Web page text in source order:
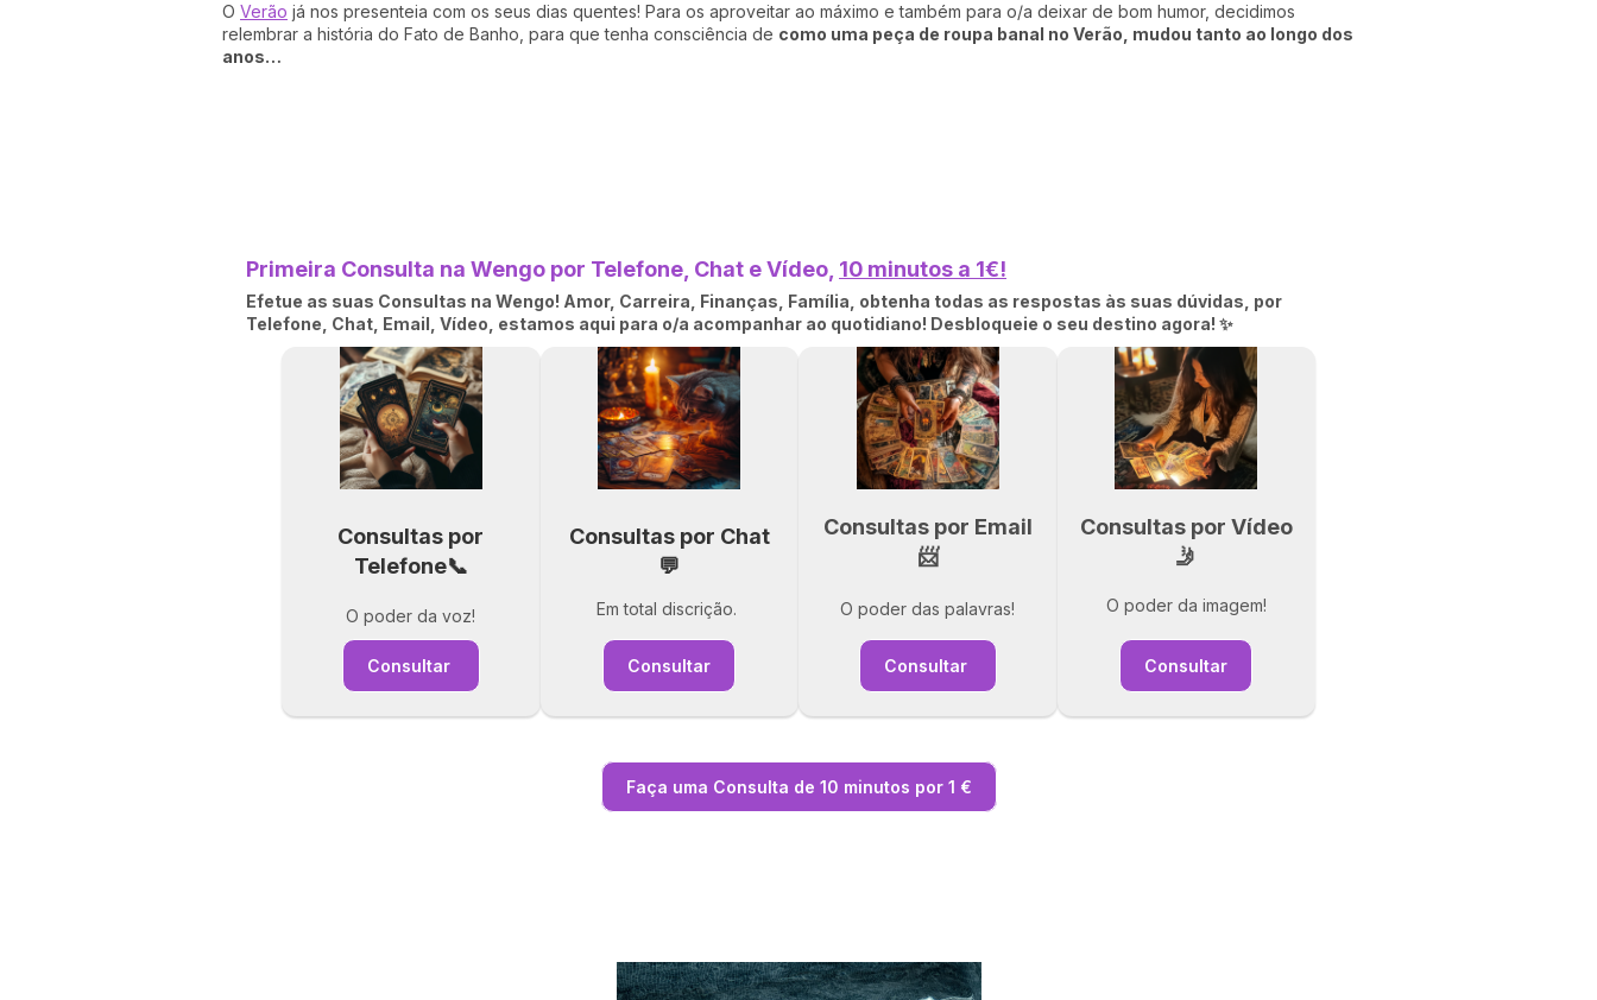
O Verão já nos presenteia com os seus dias quentes! Para os aproveitar ao máximo e também para o/a deixar de bom humor, decidimos
relembrar a história do Fato de Banho, para que tenha consciência de como uma peça de roupa banal no Verão, mudou tanto ao longo dos
anos…
Primeira Consulta na Wengo por Telefone, Chat e Vídeo, 10 minutos a 1€!
Efetue as suas Consultas na Wengo! Amor, Carreira, Finanças, Família, obtenha todas as respostas às suas dúvidas, por
Telefone, Chat, Email, Vídeo, estamos aqui para o/a acompanhar ao quotidiano! Desbloqueie o seu destino agora! ✨
Consultas por
Telefone📞
O poder da voz!
Consultar
Consultas por Chat
💬
Em total discrição.
Consultar
Consultas por Email
📨
O poder das palavras!
Consultar
Consultas por Vídeo
🤳
O poder da imagem!
Consultar
Faça uma Consulta de 10 minutos por 1 €